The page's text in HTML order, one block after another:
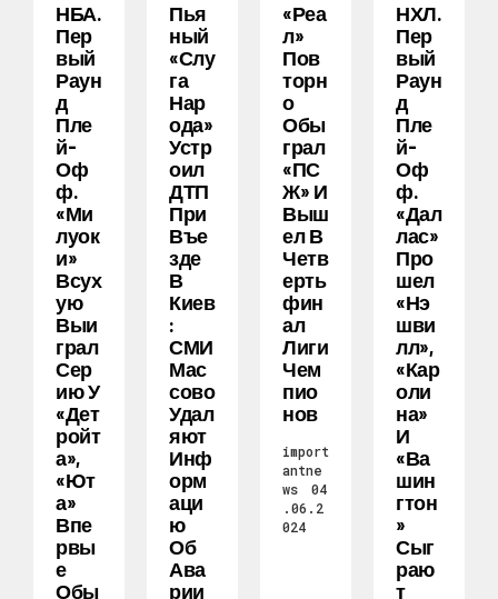
НБА.
Пер
Вый
Раун
Д
Пле
Й-
Оф
Ф.
«Ми
Луок
И»
Всух
Ую
Выи
Грал
Сер
Ию У
«Дет
Ройт
А»,
«Ют
А»
Впе
Рвы
Е
Обы
Пья
Ный
«слу
Га
Нар
Ода»
Устр
Оил
ДТП
При
Въе
Зде
В
Киев
:
СМИ
Мас
Сово
Удал
Яют
Инф
Орм
Аци
Ю
Об
Ава
Рии
«Реа
Л»
Пов
Торн
О
Обы
Грал
«ПС
Ж» И
Выш
Ел В
Четв
Ерть
Фин
Ал
Лиги
Чем
Пио
Нов
import
antne
ws
04
.06.2
024
НХЛ.
Пер
Вый
Раун
Д
Пле
Й-
Оф
Ф.
«Дал
Лас»
Про
Шел
«Нэ
Шви
Лл»,
«Кар
Оли
На»
И
«Ва
Шин
Гтон
»
Сыг
Раю
Т